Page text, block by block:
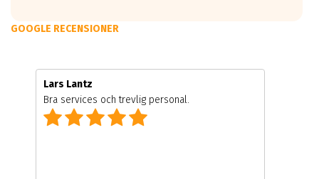
GOOGLE RECENSIONER
Lars Lantz
Bra services och trevlig personal.